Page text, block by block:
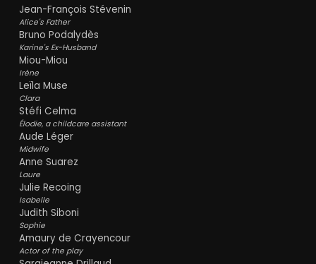
Jean-François Stévenin
Alice's Father
Bruno Podalydès
Karine's Ex-Husband
Miou-Miou
Irène
Leïla Muse
Clara
Stéfi Celma
Élodie, a childcare assistant
Aude Léger
Midwife
Anne Suarez
Laure
Julie Recoing
Isabelle
Judith Siboni
Sophie
Amaury de Crayencour
Actor of the play